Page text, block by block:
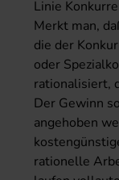
Linie
Merkt man,
die der
oder
rationalisiert,
Der Gewinn
angehoben
rationelle